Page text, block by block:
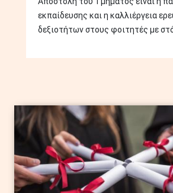
εκπαίδευσης και η καλλιέργεια
δεξιοτήτων στους φοιτητές με
Image